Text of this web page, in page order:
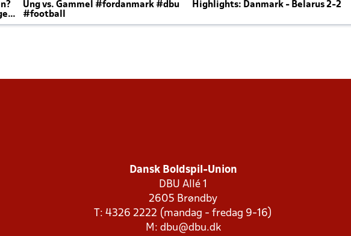
Ung vs. Gammel #fordanmark #dbu
#football
Highlights: Danmark - Belarus 2-2
Dansk Boldspil-Union
DBU Allé 1
2605 Brøndby
T: 4326 2222 (mandag - fredag 9-16)
M: dbu@dbu.dk